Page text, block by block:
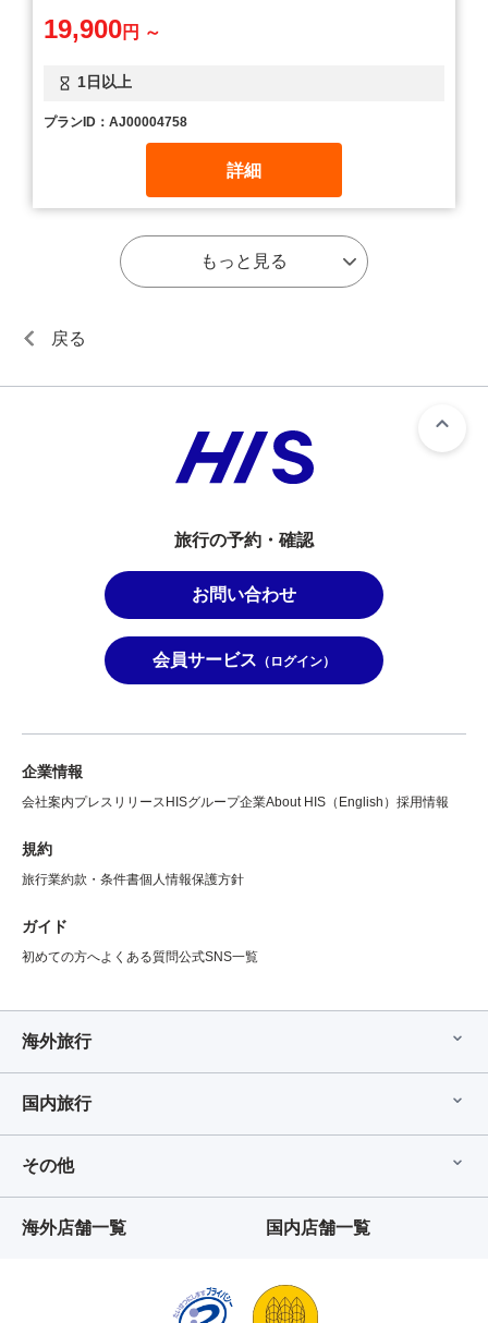
1日以上
19,900円 ～
プランID：AJ00004758
詳細
もっと見る
戻る
旅行の予約・確認
お問い合わせ
会員サービス （ログイン）
企業情報
会社案内プレスリリース HISグループ企業About HIS（English） 採用情報
規約
旅行業約款・条件書個人情報保護方針
ガイド
初めての方へよくある質問公式SNS一覧
海外旅行
国内旅行
その他
海外店舗一覧 国内店舗一覧